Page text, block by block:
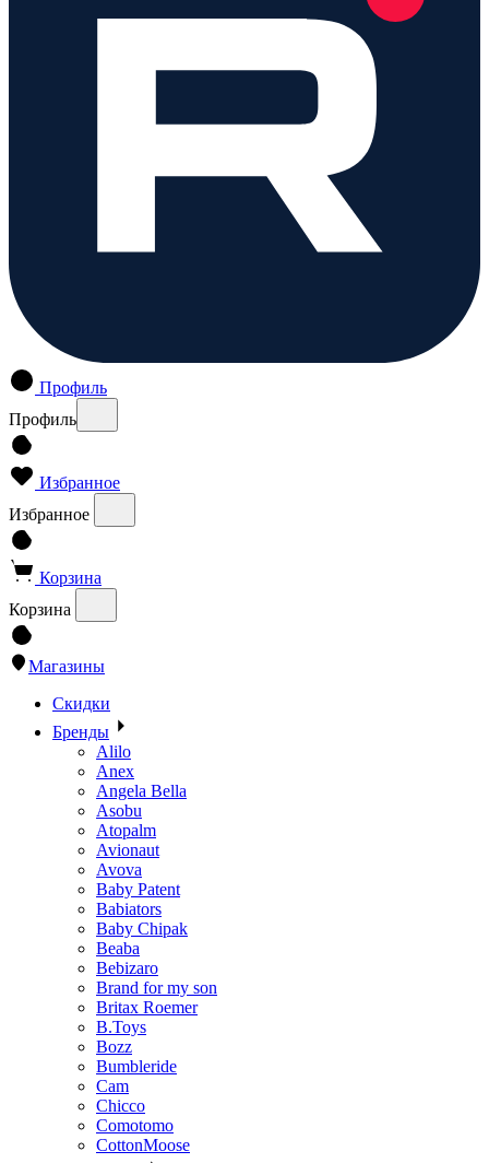
Профиль
Профиль
Избранное
Избранное
Корзина
Корзина
Магазины
Скидки
Бренды
Alilo
Anex
Angela Bella
Asobu
Atopalm
Avionaut
Avova
Baby Patent
Babiators
Baby Chipak
Beaba
Bebizaro
Brand for my son
Britax Roemer
B.Toys
Bozz
Bumbleride
Cam
Chicco
Comotomo
CottonMoose